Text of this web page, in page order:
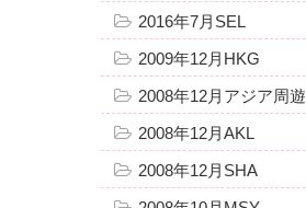
2016年7月SEL
2009年12月HKG
2008年12月アジア周遊
2008年12月AKL
2008年12月SHA